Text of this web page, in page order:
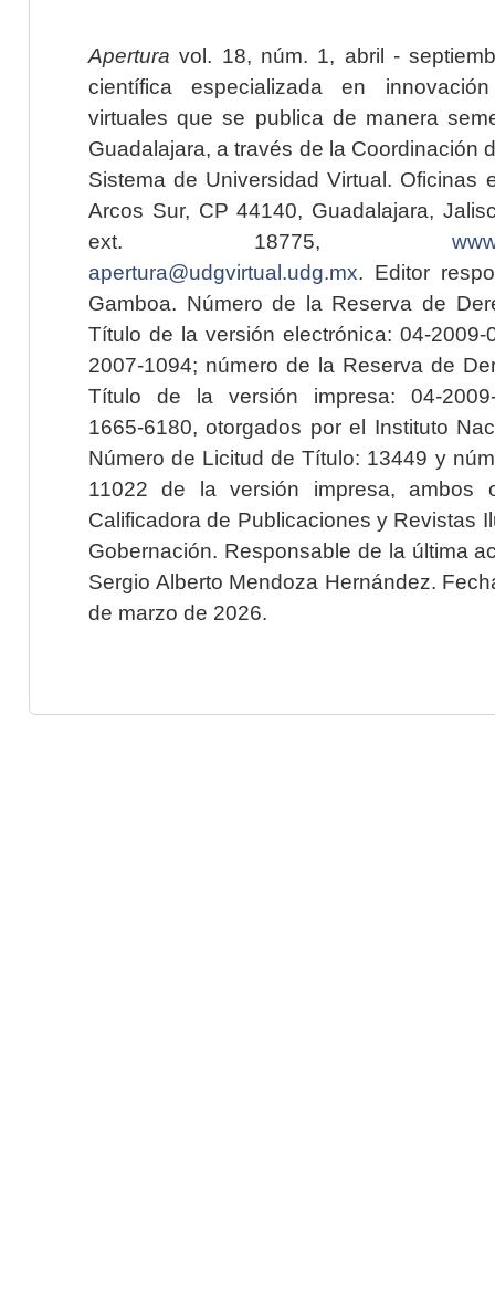
Apertura vol. 18, núm. 1, abril -
científica especializada en
virtuales que se publica de manera
Guadalajara, a través de la Coordinación
Sistema de Universidad Virtual. Oficinas
Arcos Sur, CP 44140, Guadalajara,
ext. 18775,
apertura@udgvirtual.udg.mx. Editor
Gamboa. Número de la Reserva de
Título de la versión electrónica: 04-2009-
2007-1094; número de la Reserva de
Título de la versión impresa: 04-2009-
1665-6180, otorgados por el Instituto
Número de Licitud de Título: 13449 y
11022 de la versión impresa, ambos
Calificadora de Publicaciones y Revistas
Gobernación. Responsable de la última
Sergio Alberto Mendoza Hernández.
de marzo de 2026.